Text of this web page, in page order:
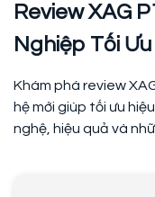
Review XAG
Nghiệp Tối
Khám phá review
hệ mới giúp tối ưu
nghệ, hiệu quả và